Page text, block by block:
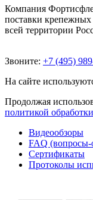
Компания
поставки крепежных
всей территории
Звоните: +7 (495)
На сайте
Продолжая
политикой
Видеообзоры
FAQ (вопросы-
Сертификаты
Протоколы